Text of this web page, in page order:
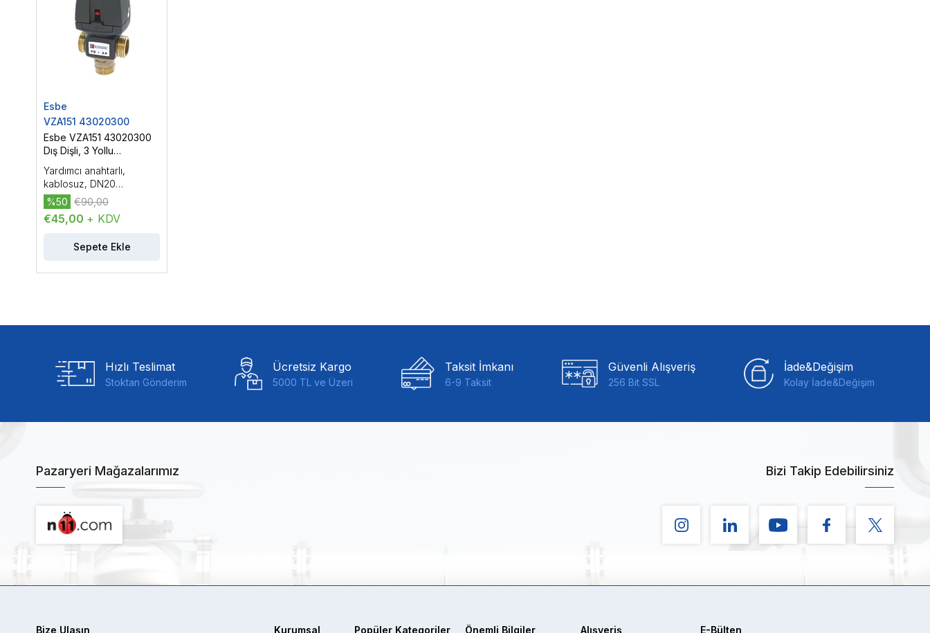
Esbe
VZA151 43020300
Esbe VZA151 43020300
Dış Dişli, 3 Yollu
DN20 (3/4'')
Yardımcı anahtarlı,
kablosuz, DN20
(3/4''), PN16, Kvs: 6.5, dış
dişli, çalışma sıcaklığı:
-20...150 °C, On/Off
€45,00 + KDV
%50 €90,00
Sepete Ekle
Hızlı Teslimat
Stoktan Gönderim
Ücretsiz Kargo
5000 TL ve Üzeri
Taksit İmkanı
6-9 Taksit
Güvenli Alışveriş
256 Bit SSL
İade&Değişim
Kolay İade&Değişim
Pazaryeri Mağazalarımız Bizi Takip Edebilirsiniz
Bize Ulaşın Kurumsal Popüler Kategoriler Önemli Bilgiler Alışveriş E-Bülten